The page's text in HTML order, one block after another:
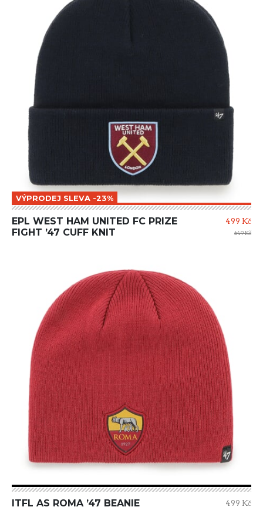
VÝPRODEJ SLEVA -23%
EPL WEST HAM UNITED FC PRIZE
FIGHT ’47 CUFF KNIT
499 Kč
649 Kč
ITFL AS ROMA ’47 BEANIE 499 Kč